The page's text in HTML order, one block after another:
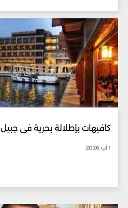
كافيهات بإطلالة بحرية في جبيل
1 آب 2026